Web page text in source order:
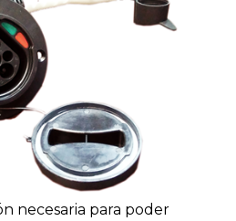
necesaria para poder